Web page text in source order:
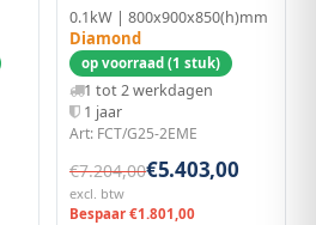
0.1kW | 800x900x850(h)mm
Diamond
op voorraad (1 stuk)
1 tot 2 werkdagen
1 jaar
Art: FCT/G25-2EME
€7.204,00€5.403,00
excl. btw
Bespaar €1.801,00